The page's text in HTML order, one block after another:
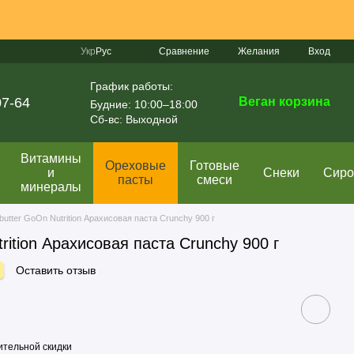
Укр Рус Сравнение Желания Вход
64
График работы:
Будние: 10:00–18:00
Сб-вс: Выходной
Веган корзина
Витамины
и
минералы
Ореховые
пасты
Готовые
смеси
Снеки
GoOn Nutrition Арахисовая паста Crunchy 900 г
Арахисовая паста Crunchy 900 г
Оставить отзыв
скидки